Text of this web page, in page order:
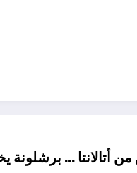
أتالانتا …